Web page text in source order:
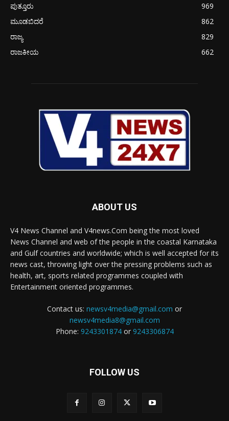
ಪುತ್ತೂರು
969
ಮೂಡಬಿದರೆ
862
ರಾಜ್ಯ
829
ರಾಜಕೀಯ
662
ABOUT US
V4 News Channel and V4news.Com being the most loved
News Channel and web of the people in the coastal Karnataka
and Gulf countries and worldwide; which is well accepted for its
news cast, throwing light over the pressing problems such as
health, art, sports related programmes coupled with
Entertainment oriented programmes.
Contact us: newsv4media@gmail.com or
newsv4media8@gmail.com
Phone: 9243301874or 9243306874
FOLLOW US